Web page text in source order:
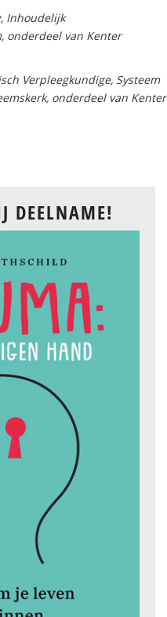
Inhoudelijk
onderdeel van Kenter
Verpleegkundige, Systeem
onderdeel van Kenter
DEELNAME!